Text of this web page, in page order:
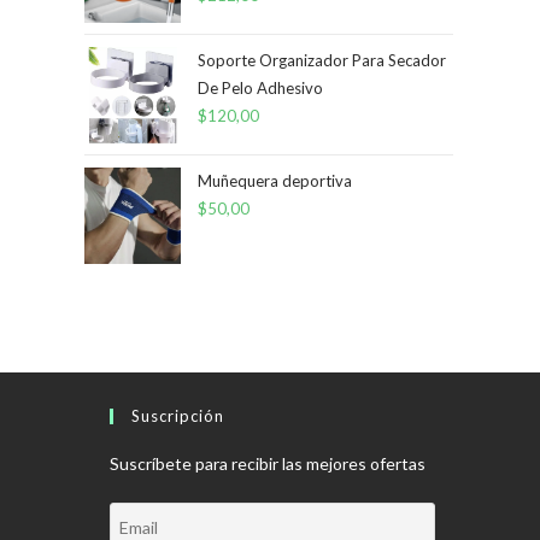
Soporte Organizador Para Secador
De Pelo Adhesivo
$120,00
Muñequera deportiva
$50,00
Suscripción
Suscríbete para recibir las mejores ofertas